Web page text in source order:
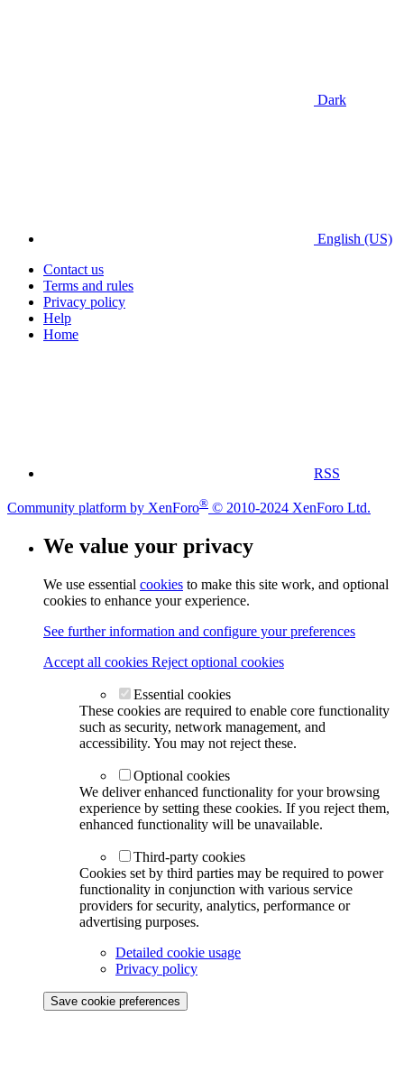
Dark
English (US)
Contact us
Terms and rules
Privacy policy
Help
Home
RSS
Community platform by XenForo® © 2010-2024 XenForo Ltd.
We value your privacy
We use essential cookies to make this site work, and optional
cookies to enhance your experience.
See further information and configure your preferences
Accept all cookies Reject optional cookies
Essential cookies
These cookies are required to enable core functionality
such as security, network management, and
accessibility. You may not reject these.
Optional cookies
We deliver enhanced functionality for your browsing
experience by setting these cookies. If you reject them,
enhanced functionality will be unavailable.
Third-party cookies
Cookies set by third parties may be required to power
functionality in conjunction with various service
providers for security, analytics, performance or
advertising purposes.
Detailed cookie usage
Privacy policy
Save cookie preferences